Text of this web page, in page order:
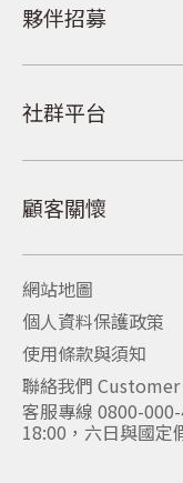
夥伴招募
社群平台
顧客關懷
網站地圖
個人資料保護政策
使用條款與須知
聯絡我們
客服專線 0800-
18:00，六日與國定